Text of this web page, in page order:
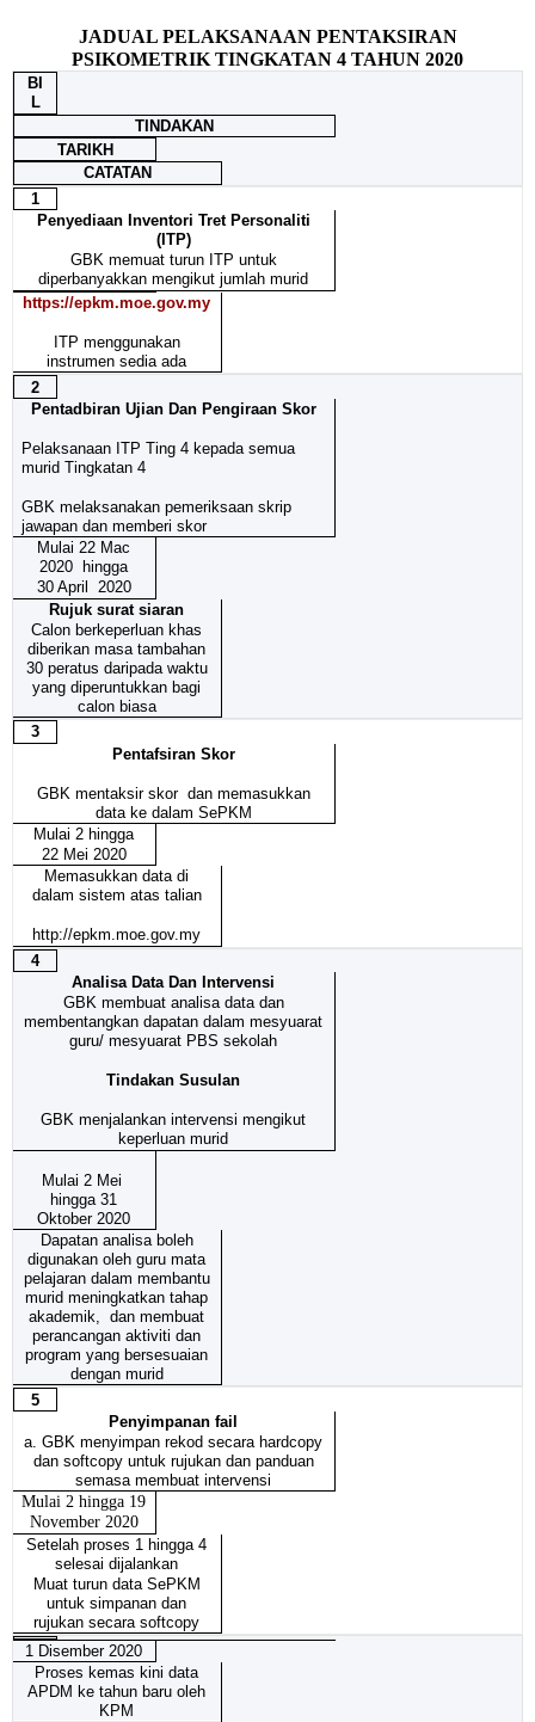
JADUAL PELAKSANAAN PENTAKSIRAN
PSIKOMETRIK TINGKATAN 4 TAHUN 2020
BI
L
TINDAKAN
TARIKH
CATATAN
1
Penyediaan Inventori Tret Personaliti
(ITP)
GBK memuat turun ITP untuk
diperbanyakkan mengikut jumlah murid
https://epkm.moe.gov.my
ITP menggunakan
instrumen sedia ada
2
Pentadbiran Ujian Dan Pengiraan Skor
Pelaksanaan ITP Ting 4 kepada semua
murid Tingkatan 4
GBK melaksanakan pemeriksaan skrip
jawapan dan memberi skor
Mulai 22 Mac
2020 hingga
30 April 2020
Rujuk surat siaran
Calon berkeperluan khas
diberikan masa tambahan
30 peratus daripada waktu
yang diperuntukkan bagi
calon biasa
3
Pentafsiran Skor
GBK mentaksir skor dan memasukkan
data ke dalam SePKM
Mulai 2 hingga
22 Mei 2020
Memasukkan data di
dalam sistem atas talian
http://epkm.moe.gov.my
4
Analisa Data Dan Intervensi
GBK membuat analisa data dan
membentangkan dapatan dalam mesyuarat
guru/ mesyuarat PBS sekolah
Tindakan Susulan
GBK menjalankan intervensi mengikut
keperluan murid
Mulai 2 Mei
hingga 31
Oktober 2020
Dapatan analisa boleh
digunakan oleh guru mata
pelajaran dalam membantu
murid meningkatkan tahap
akademik, dan membuat
perancangan aktiviti dan
program yang bersesuaian
dengan murid
5
Penyimpanan fail
a. GBK menyimpan rekod secara hardcopy
dan softcopy untuk rujukan dan panduan
semasa membuat intervensi
Mulai 2 hingga 19
November 2020
Setelah proses 1 hingga 4
selesai dijalankan
Muat turun data SePKM
untuk simpanan dan
rujukan secara softcopy
1 Disember 2020
Proses kemas kini data
APDM ke tahun baru oleh
KPM